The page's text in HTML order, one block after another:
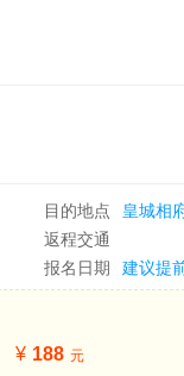
目的地点
皇城相
返程交通
报名日期 建议提
188